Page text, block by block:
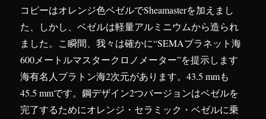
コピーはオレンジ色ベゼルでSheamasterを加えまし
た、しかし、ベゼルは軽量アルミニウムから造られ
ました。こ瞬間、我々は確かに“SEMAプラネット海
600メートルマスタークロノメーター”を提示します
海有名人プラトン海2次元があります。43.5 mmも
45.5 mmです。鋼デザイン2つバージョンはベゼルを
完了するためにオレンジ・セラミック・ベゼルに乗